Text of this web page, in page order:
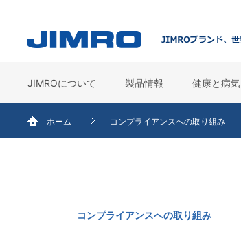
JIMROについて 製品情報 健康と病気
ホーム コンプライアンスへの取り組み
コンプライアンスへの取り組み